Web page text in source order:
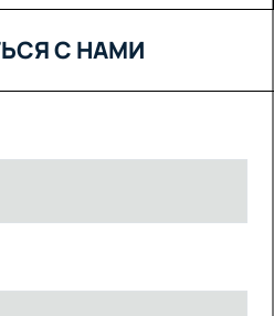
С НАМИ